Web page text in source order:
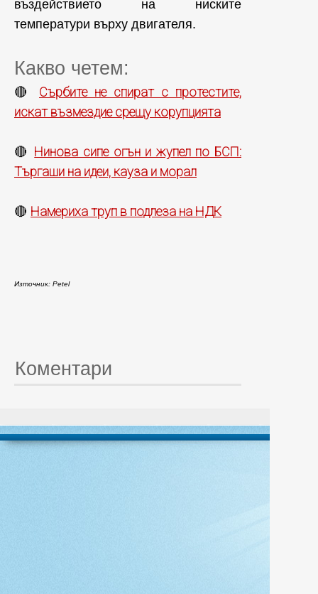
въздействието на ниските
температури върху двигателя.
Какво четем:
🔴 Сърбите не спират с протестите,
искат възмездие срещу корупцията
🔴 Нинова сипе огън и жупел по БСП:
Търгаши на идеи, кауза и морал
🔴 Намериха труп в подлеза на НДК
Източник: Petel
Коментари